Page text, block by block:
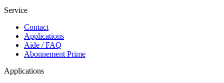
Service
Contact
Applications
Aide / FAQ
Abonnement Prime
Applications